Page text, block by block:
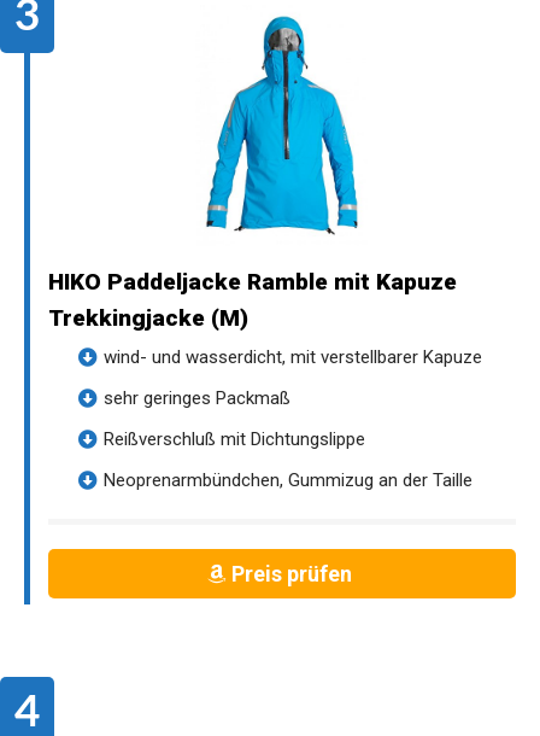
HIKO Paddeljacke Ramble mit Kapuze
Trekkingjacke (M)
wind- und wasserdicht, mit verstellbarer Kapuze
sehr geringes Packmaß
Reißverschluß mit Dichtungslippe
Neoprenarmbündchen, Gummizug an der Taille
Preis prüfen